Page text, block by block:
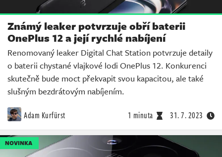
Známý leaker potvrzuje obří baterii
OnePlus 12 a její rychlé nabíjení
Renomovaný leaker Digital Chat Station potvrzuje detaily
o baterii chystané vlajkové lodi OnePlus 12. Konkurenci
skutečně bude moct překvapit svou kapacitou, ale také
slušným bezdrátovým nabíjením.
Adam Kurfürst 1 minuta 31. 7. 2023
NOVINKA